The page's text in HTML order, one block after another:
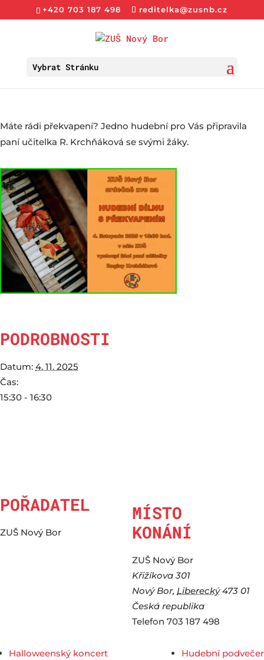
+420 703 187 498 reditelka@zusnb.cz
Vybrat Stránku
Máte rádi překvapení? Jedno hudební pro Vás připravila
paní učitelka R. Krchňáková se svými žáky.
PODROBNOSTI
Datum: 4. 11. 2025
Čas:
15:30 - 16:30
POŘADATEL
ZUŠ Nový Bor
MÍSTO
KONÁNÍ
ZUŠ Nový Bor
Křižíkova 301
Nový Bor, Liberecký 473 01
Česká republika
Telefon 703 187 498
Halloweenský koncert Hudební podvečer